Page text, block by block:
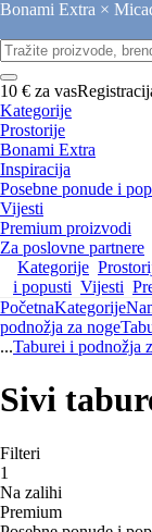
Bonami Extra ×
10 € za vas
Kategorije
Prostorije
Bonami Extra
Inspiracija
Posebne ponude i
Vijesti
Premium proizvodi
Za poslovne partnere
Kategorije
i popusti Vijesti
PočetnaKategorije
podnožja za noge
...Taburei i podnožja
Sivi
Filteri
1
Na zalihi
Premium